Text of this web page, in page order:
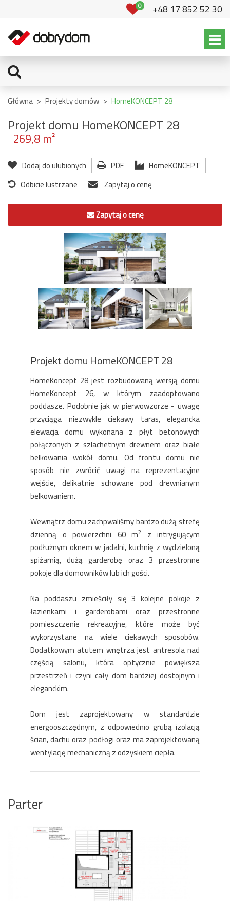
0 +48 17 852 52 30
Główna > Projekty domów > HomeKONCEPT 28
Projekt domu HomeKONCEPT 28
269,8 m²
Dodaj do ulubionych PDF
HomeKONCEPT
Odbicie lustrzane
Zapytaj o cenę
Zapytaj o cenę
Projekt domu HomeKONCEPT 28
HomeKoncept 28 jest rozbudowaną wersją domu
HomeKoncept 26, w którym zaadoptowano
poddasze. Podobnie jak w pierwowzorze - uwagę
przyciąga niezwykle ciekawy taras, elegancka
elewacja domu wykonana z płyt betonowych
połączonych z szlachetnym drewnem oraz białe
belkowania wokół domu. Od frontu domu nie
sposób nie zwrócić uwagi na reprezentacyjne
wejście, delikatnie schowane pod drewnianym
belkowaniem.
Wewnątrz domu zachpwaliśmy bardzo dużą strefę
dzienną o powierzchni 60 m2
z intrygującym
podłużnym oknem w jadalni, kuchnię z wydzieloną
spiżarnią, dużą garderobę oraz 3 przestronne
pokoje dla domowników lub ich gości.
Na poddaszu zmieściły się 3 kolejne pokoje z
łazienkami i garderobami oraz przestronne
pomieszczenie rekreacyjne, które może być
wykorzystane na wiele ciekawych sposobów.
Dodatkowym atutem wnętrza jest antresola nad
częścią salonu, która optycznie powiększa
przestrzeń i czyni cały dom bardziej dostojnym i
eleganckim.
Dom jest zaprojektowany w standardzie
energooszczędnym, z odpowiednio grubą izolacją
ścian, dachu oraz podłogi oraz ma zaprojektowaną
wentylację mechaniczną z odzyskiem ciepła.
Parter